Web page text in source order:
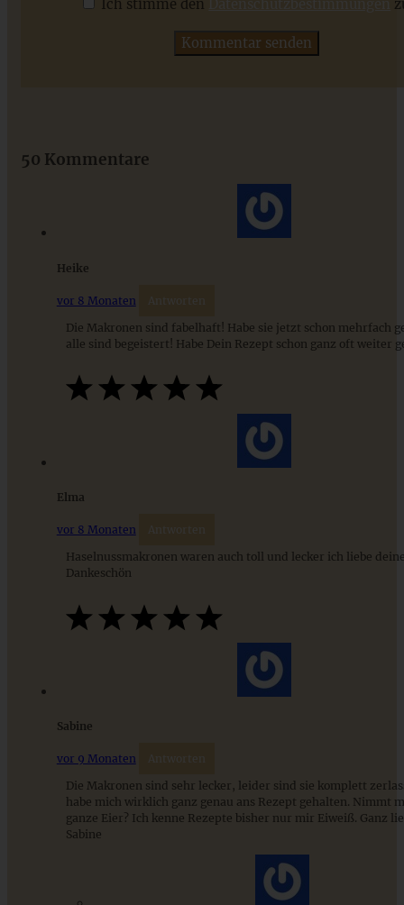
Weiße Schokocrossis und Mandel-Kokos-Bällchen
ZUM BEITRAG
9 saisonale Rezepte im August – die besten Ideen mit Obst
& Gemüse der Saison
ZUM BEITRAG
50 Kommentare
Heike
vor 8 Monaten Antworten
Die Makronen sind fabelhaft! Habe sie jetzt schon mehrfach
alle sind begeistert! Habe Dein Rezept schon ganz oft weiter
Elma
vor 8 Monaten Antworten
Haselnussmakronen waren auch toll und lecker ich liebe
Dankeschön
Sabine
vor 9 Monaten Antworten
Die Makronen sind sehr lecker, leider sind sie komplett
habe mich wirklich ganz genau ans Rezept gehalten. Nimmt
ganze Eier? Ich kenne Rezepte bisher nur mir Eiweiß. Ganz
Sabine
Ich stimme den